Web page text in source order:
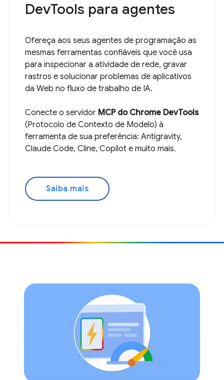
DevTools para agentes
Ofereça aos seus agentes de programação as
mesmas ferramentas confiáveis que você usa
para inspecionar a atividade de rede, gravar
rastros e solucionar problemas de aplicativos
da Web no fluxo de trabalho de IA.
Conecte o servidor MCP do Chrome DevTools
(Protocolo de Contexto de Modelo) à
ferramenta de sua preferência: Antigravity,
Claude Code, Cline, Copilot e muito mais.
Saiba mais